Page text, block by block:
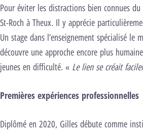
Pour éviter les distractions bien connues
St-Roch à Theux. Il y apprécie
Un stage dans l’enseignement spécialisé
découvre une approche encore plus
jeunes en difficulté. « Le lien se créait
Premières expériences professionnelles
Diplômé en 2020, Gilles débute comme